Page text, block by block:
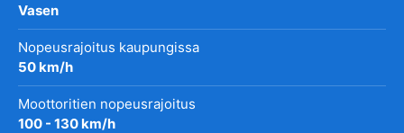
Vasen
Nopeusrajoitus kaupungissa
50 km/h
Moottoritien nopeusrajoitus
100 - 130 km/h